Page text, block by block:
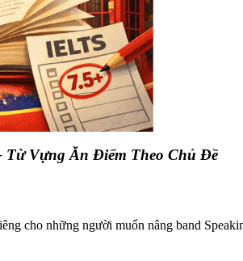
Vựng Ăn Điểm Theo Chủ Đề
cho những người muốn nâng band